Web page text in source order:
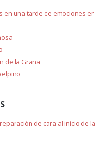
en una tarde de emociones en
de la Grana
de cara al inicio de la